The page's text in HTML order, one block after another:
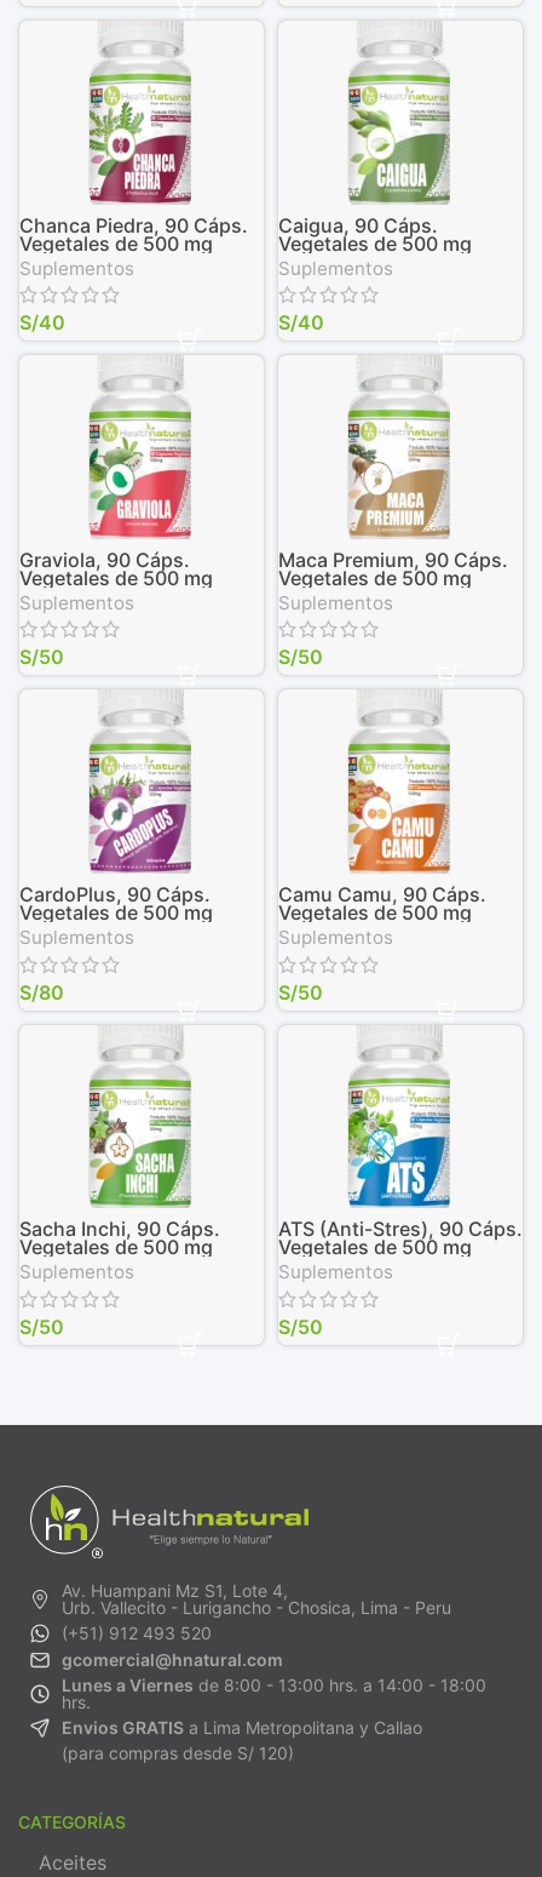
Chanca Piedra, 90 Cáps.
Vegetales de 500 mg
Suplementos
S/40
Caigua, 90 Cáps.
Vegetales de 500 mg
Suplementos
S/40
Graviola, 90 Cáps.
Vegetales de 500 mg
Suplementos
S/50
Maca Premium, 90 Cáps.
Vegetales de 500 mg
Suplementos
S/50
CardoPlus, 90 Cáps.
Vegetales de 500 mg
Suplementos
S/80
Camu Camu, 90 Cáps.
Vegetales de 500 mg
Suplementos
S/50
Sacha Inchi, 90 Cáps.
Vegetales de 500 mg
Suplementos
S/50
ATS (Anti-Stres), 90 Cáps.
Vegetales de 500 mg
Suplementos
S/50
Av. Huampani Mz S1, Lote 4,
Urb. Vallecito - Lurigancho - Chosica, Lima - Peru
(+51) 912 493 520
gcomercial@hnatural.com
Lunes a Viernes de 8:00 - 13:00 hrs. a 14:00 - 18:00
hrs.
Envios GRATIS a Lima Metropolitana y Callao
(para compras desde S/ 120)
CATEGORÍAS
Aceites